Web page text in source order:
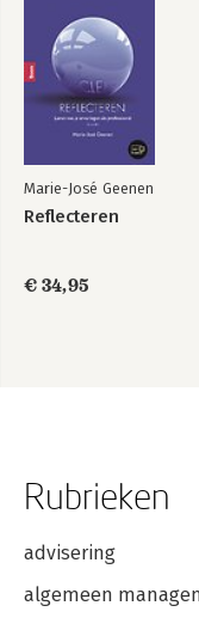
Marie-José Geenen
Reflecteren
€ 34,95
Rubrieken
advisering
algemeen